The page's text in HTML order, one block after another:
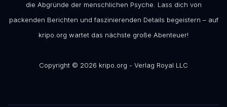
die Abgründe der menschlichen Psyche. Lass dich von
packenden Berichten und faszinierenden Details begeistern – auf
kripo.org wartet das nächste große Abenteuer!
Copyright © 2026 kripo.org - Verlag Royal LLC